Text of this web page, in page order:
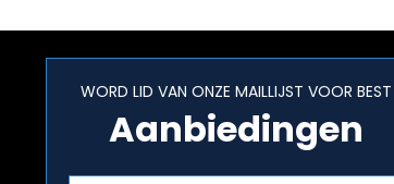
WORD LID VAN ONZE MAILLIJST VOOR BEST
Aanbiedingen